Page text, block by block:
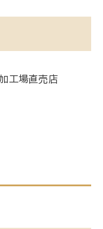
工場直売店